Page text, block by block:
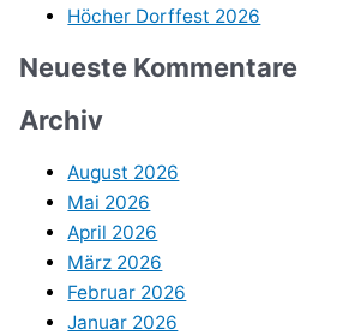
Höcher Dorffest 2026
Neueste Kommentare
Archiv
August 2026
Mai 2026
April 2026
März 2026
Februar 2026
Januar 2026